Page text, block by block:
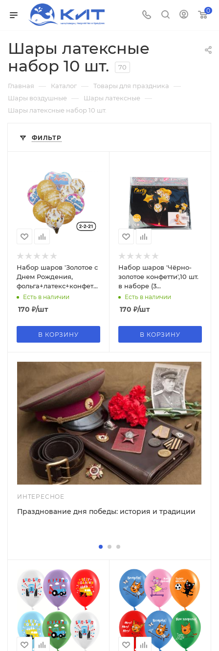
0
Шары латексные
набор 10 шт.
70
Главная — Каталог — Товары для праздника —
Шары воздушные — Шары латексные —
Шары латексные набор 10 шт.
ФИЛЬТР
Набор шаров 'Золотое с
Днем Рождения,
фольга+латекс+конфетти',
10 шт., 2242
Есть в наличии
170 ₽/шт
В КОРЗИНУ
Набор шаров 'Чёрно-
золотое конфетти',10 шт.
в наборе (3
фольгированных+4
латексных+3 с
конфетти),859
Есть в наличии
170 ₽/шт
В КОРЗИНУ
ИНТЕРЕСНОЕ
Празднование дня победы: история и традиции